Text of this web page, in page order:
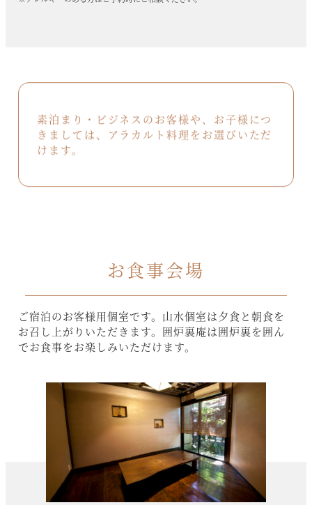
素泊まり・ビジネスのお客様や、お子様につ
きましては、アラカルト料理をお選びいただ
けます。
お食事会場
ご宿泊のお客様用個室です。山水個室は夕食と朝食を
お召し上がりいただきます。囲炉裏庵は囲炉裏を囲ん
でお食事をお楽しみいただけます。